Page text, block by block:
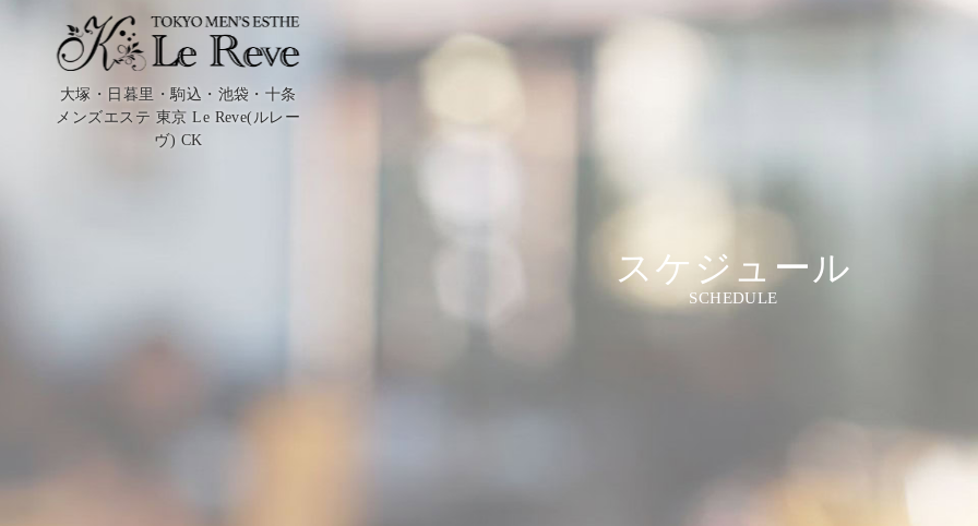
大塚・日暮里・駒込・池袋・十条
メンズエステ 東京 Le Reve(ルレー
ヴ) CK
スケジュール
SCHEDULE